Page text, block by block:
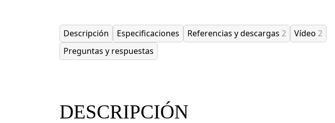
Descripción Especificaciones Referencias y descargas 2 Vídeo 2
Preguntas y respuestas
DESCRIPCIÓN